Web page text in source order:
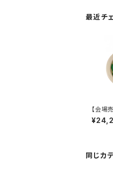
最近チ
【会場
オト 原
ップ」
同じカ